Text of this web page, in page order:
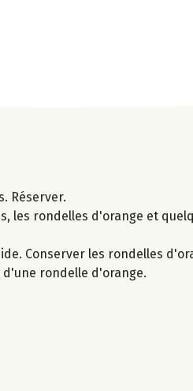
Réserver.
les rondelles d'orange et
Conserver les rondelles
rondelle d'orange.